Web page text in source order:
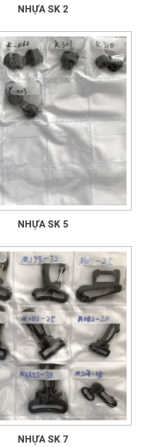
NHỰA SK 2
NHỰA SK 5
NHỰA SK 7